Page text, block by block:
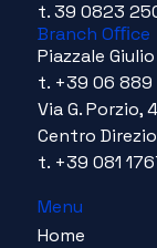
t. 39 0823
Branch Oﬃce
Piazzale
t. +39 06 889
Via G. Porzio,
Centro
t. +39 081
Menu
Home